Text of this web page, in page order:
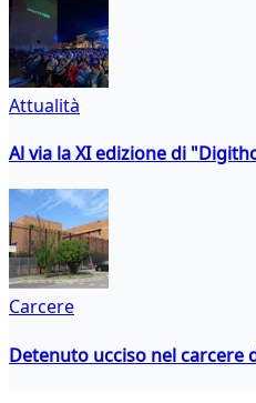
Attualità
Al via la XI edizione di
Carcere
Detenuto ucciso nel carcere